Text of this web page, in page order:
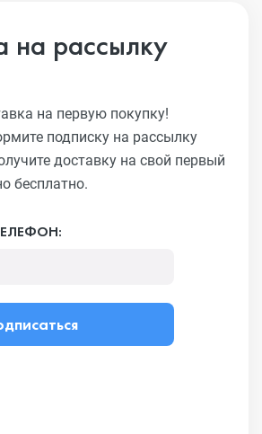
на рассылку
на первую покупку!
подписку на рассылку
доставку на свой первый
бесплатно.